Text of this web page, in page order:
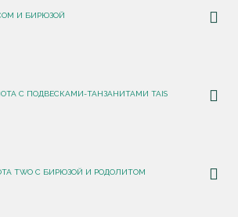
И БИРЮЗОЙ
С ПОДВЕСКАМИ-ТАНЗАНИТАМИ TAIS
TWO С БИРЮЗОЙ И РОДОЛИТОМ